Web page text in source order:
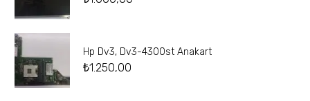
Hp Dv3, Dv3-4300st Anakart
₺1.250,00